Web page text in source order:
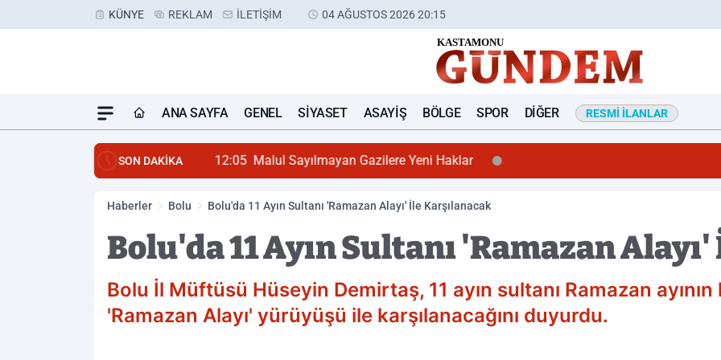
KÜNYE REKLAM İLETIŞIM 04 AĞUSTOS 2026 20:15
ANA SAYFA GENEL SIYASET ASAYIŞ BÖLGE SPOR DIĞER RESMI İLANLAR
SON DAKİKA 12:05 Malul Sayılmayan Gazilere Yeni Haklar
Haberler Bolu Bolu'da 11 Ayın Sultanı 'Ramazan Alayı' İle Karşılanacak
Bolu'da 11 Ayın Sultanı 'Ramazan
Bolu İl Müftüsü Hüseyin Demirtaş, 11 ayın sultanı Ramazan
'Ramazan Alayı' yürüyüşü ile karşılanacağını duyurdu.